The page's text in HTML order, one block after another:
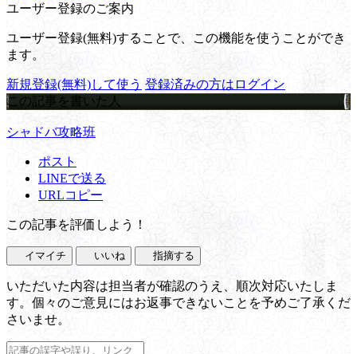
ユーザー登録のご案内
ユーザー登録(無料)することで、この機能を使うことができ
ます。
新規登録(無料)して使う 登録済みの方はログイン
この記事を書いた人
シャドバ攻略班
ポスト
LINEで送る
URLコピー
この記事を評価しよう！
イマイチ いいね 指摘する
いただいた内容は担当者が確認のうえ、順次対応いたしま
す。個々のご意見にはお返事できないことを予めご了承くだ
さいませ。